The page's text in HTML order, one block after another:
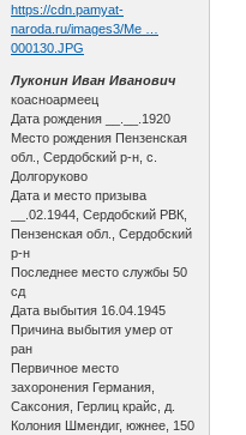
https://cdn.pamyat-
naroda.ru/images3/Me …
000130.JPG
Луконин Иван Иванович
коасноармеец
Дата рождения __.__.1920
Место рождения Пензенская
обл., Сердобский р-н, с.
Долгоруково
Дата и место призыва
__.02.1944, Сердобский РВК,
Пензенская обл., Сердобский
р-н
Последнее место службы 50
сд
Дата выбытия 16.04.1945
Причина выбытия умер от
ран
Первичное место
захоронения Германия,
Саксония, Герлиц крайс, д.
Колония Шмендиг, южнее, 150